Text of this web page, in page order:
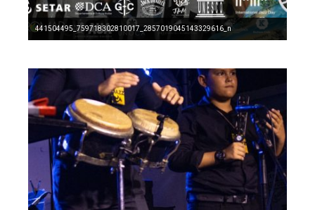
441504495_759718302810017_2857019045143329616_n